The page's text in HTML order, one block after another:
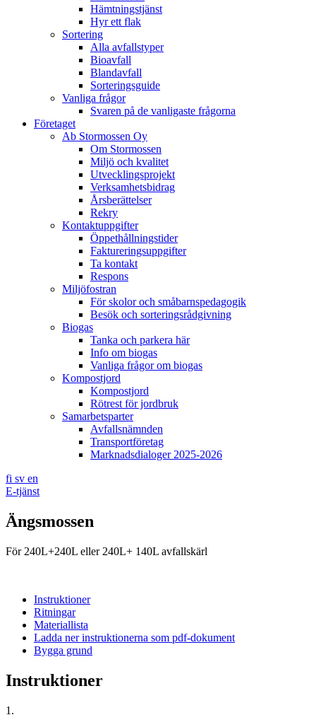
Hämtningstjänst
Hyr ett flak
Sortering
Alla avfallstyper
Bioavfall
Blandavfall
Sorteringsguide
Vanliga frågor
Svaren på de vanligaste frågorna
Företaget
Ab Stormossen Oy
Om Stormossen
Miljö och kvalitet
Utvecklingsprojekt
Verksamhetsbidrag
Årsberättelser
Rekry
Kontaktuppgifter
Öppethållningstider
Faktureringsuppgifter
Ta kontakt
Respons
Miljöfostran
För skolor och småbarnspedagogik
Besök och sorteringsrådgivning
Biogas
Tanka och parkera här
Info om biogas
Vanliga frågor om biogas
Kompostjord
Kompostjord
Rötrest för jordbruk
Samarbetsparter
Avfallsnämnden
Transportföretag
Marknadsdialoger 2025-2026
fi sv en
E-tjänst
Ängsmossen
För 240L+240L eller 240L+ 140L avfallskärl
Instruktioner
Ritningar
Materiallista
Ladda ner instruktionerna som pdf-dokument
Bygga grund
Instruktioner
1.